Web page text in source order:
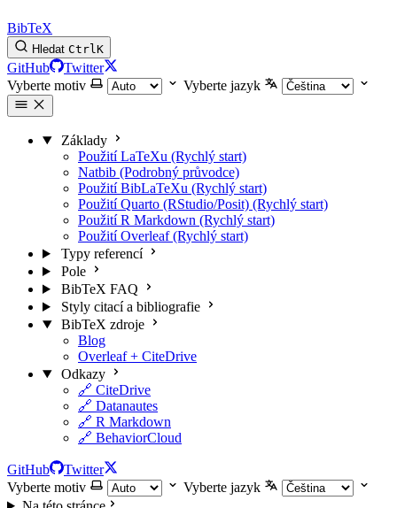
BibTeX
Hledat CtrlK
GitHub
Twitter
Vyberte motiv
Vyberte jazyk
Základy
Použití LaTeXu (Rychlý start)
Natbib (Podrobný průvodce)
Použití BibLaTeXu (Rychlý start)
Použití Quarto (RStudio/Posit) (Rychlý start)
Použití R Markdown (Rychlý start)
Použití Overleaf (Rychlý start)
Typy referencí
Pole
BibTeX FAQ
Styly citací a bibliografie
BibTeX zdroje
Blog
Overleaf + CiteDrive
Odkazy
🔗 CiteDrive
🔗 Datanautes
🔗 R Markdown
🔗 BehaviorCloud
GitHub
Twitter
Vyberte motiv
Vyberte jazyk